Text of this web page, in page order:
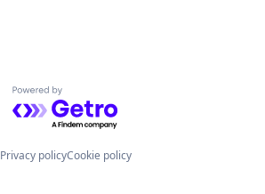
Powered by Getro.com
Privacy policyCookie policy